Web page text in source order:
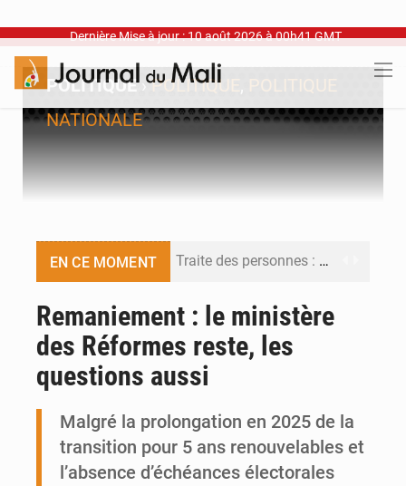
Dernière Mise à jour : 10 août 2026 à 00h41 GMT
POLITIQUE›POLITIQUE ,
NATIONALE
EN CE MOMENT Traite des personnes : les futurs journalistes face aux nouveaux pièges
Blanchisseries à Bamako : la traçabilité du linge en question
Remaniement : le ministère
des Réformes reste, les
questions aussi
Malgré la prolongation en 2025 de la
transition pour 5 ans renouvelables et
l’absence d’échéances électorales